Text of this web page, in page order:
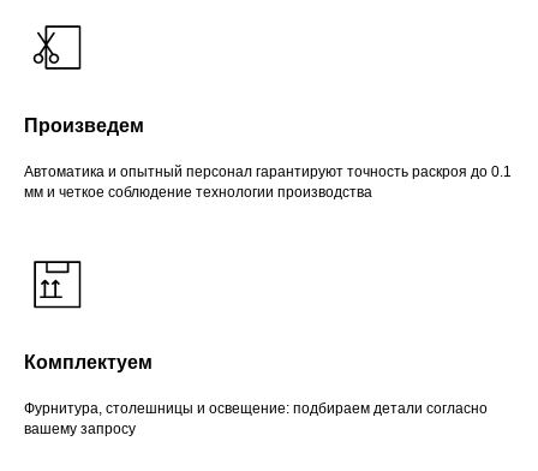
Произведем
Автоматика и опытный персонал гарантируют точность раскроя до 0.1
мм и четкое соблюдение технологии производства
Комплектуем
Фурнитура, столешницы и освещение: подбираем детали согласно
вашему запросу